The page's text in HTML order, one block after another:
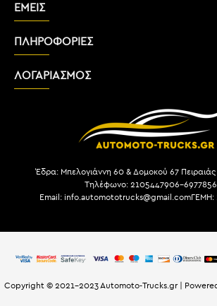
ΕΜΕΙΣ
ΠΛΗΡΟΦΟΡΙΕΣ
ΛΟΓΑΡΙΑΣΜΟΣ
Έδρα: Μπελογιάννη 60 & Δομοκού 67
Τηλέφωνο: 2105447906-
Email: info.automototrucks@gmail.comΓΕΜΗ:
Copyright © 2021-2023 Automoto-Trucks.gr |